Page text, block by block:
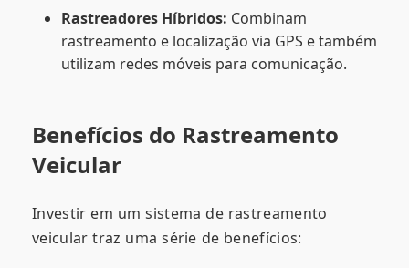
Rastreadores Híbridos: Combinam
rastreamento e localização via GPS e também
utilizam redes móveis para comunicação.
Benefícios do Rastreamento
Veicular
Investir em um sistema de rastreamento
veicular traz uma série de benefícios: